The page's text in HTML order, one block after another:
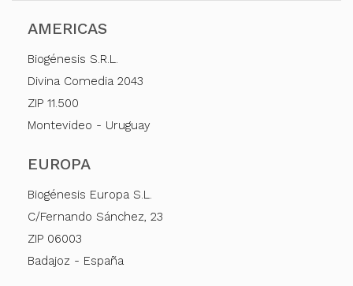
AMERICAS
Biogénesis S.R.L.
Divina Comedia 2043
ZIP 11.500
Montevideo - Uruguay
EUROPA
Biogénesis Europa S.L.
C/Fernando Sánchez, 23
ZIP 06003
Badajoz - España